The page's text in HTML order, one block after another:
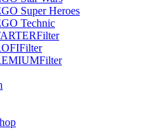
Super Heroes
Technic
Filter
Filter
Filter